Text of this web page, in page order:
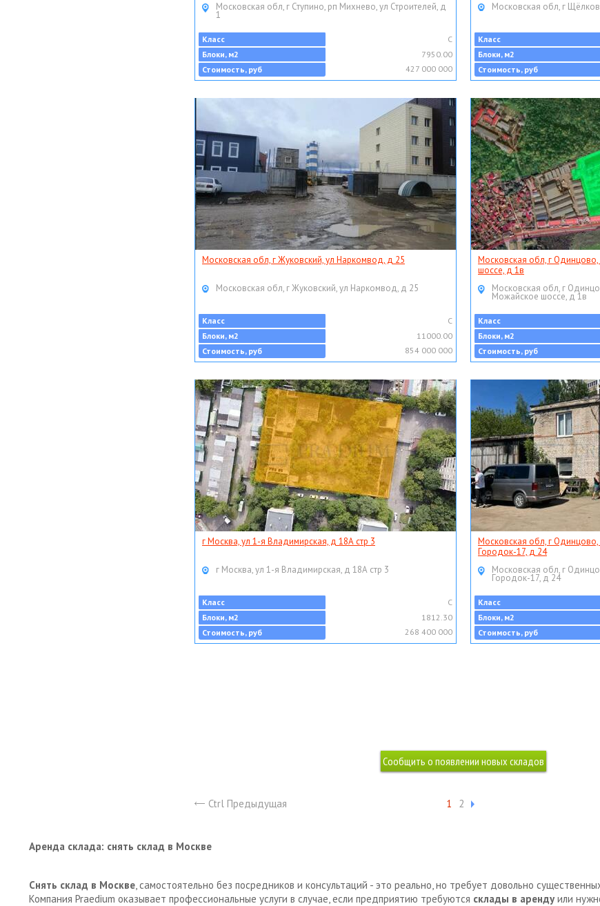
Московская обл, г Ступино, рп Михнево, ул Строителей, д
1
Класс
C
Блоки, м2
7950.00
Стоимость, руб
427 000 000
Московская обл, г
Класс
Блоки, м2
Стоимость, руб
Московская обл, г Жуковский, ул Наркомвод, д 25
Московская обл, г Жуковский, ул Наркомвод, д 25
Класс
C
Блоки, м2
11000.00
Стоимость, руб
854 000 000
Московская обл, г
шоссе, д 1в
Московская обл, г
Можайское шоссе, д 1в
Класс
Блоки, м2
Стоимость, руб
г Москва, ул 1-я Владимирская, д 18А стр 3
г Москва, ул 1-я Владимирская, д 18А стр 3
Класс
C
Блоки, м2
1812.30
Стоимость, руб
268 400 000
Московская обл, г
Городок-17, д 24
Московская обл, г
Городок-17, д 24
Класс
Блоки, м2
Стоимость, руб
Ctrl Предыдущая 1 2
Аренда склада: снять склад в Москве
Снять склад в Москве, самостоятельно без посредников и консультаций - это реально, но требует довольно
Компания Praedium оказывает профессиональные услуги в случае, если предприятию требуются склады в аренду или